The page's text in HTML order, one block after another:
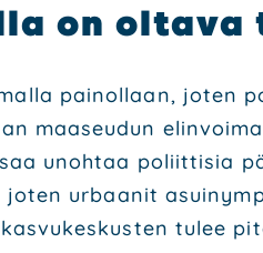
on olta­va
pai­nol­laan, joten
maa­seu­dun
unoh­taa poliit­ti­sia
urbaa­nit
tulee